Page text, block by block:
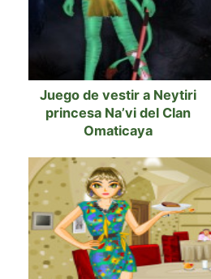
Juego de vestir a Neytiri
princesa Na’vi del Clan
Omaticaya